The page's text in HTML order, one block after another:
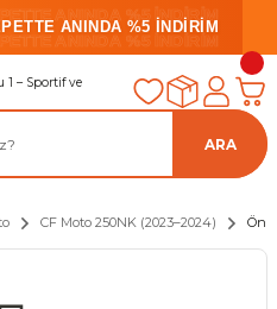
ANINDA %5 İNDİRİM
ANINDA %5 İNDİRİM
ANINDA %5 İNDİRİM
ARA
CF Moto 250NK (2023–2024) Ön